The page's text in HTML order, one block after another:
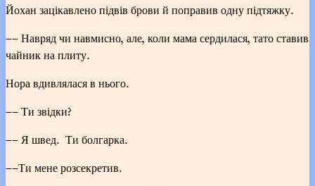
Йохан зацікавлено підвів брови й поправив одну підтяжку.
–– Навряд чи навмисно, але, коли мама сердилася, тато ставив
чайник на плиту.
Нора вдивлялася в нього.
–– Ти звідки?
–– Я швед. Ти болгарка.
––Ти мене розсекретив.